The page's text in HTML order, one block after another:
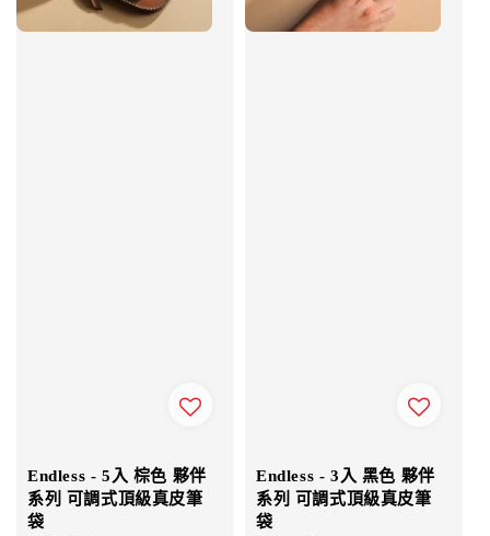
Endless - 5入 棕色 夥伴
系列 可調式頂級真皮筆
袋
Endless - 3入 黑色 夥伴
系列 可調式頂級真皮筆
袋